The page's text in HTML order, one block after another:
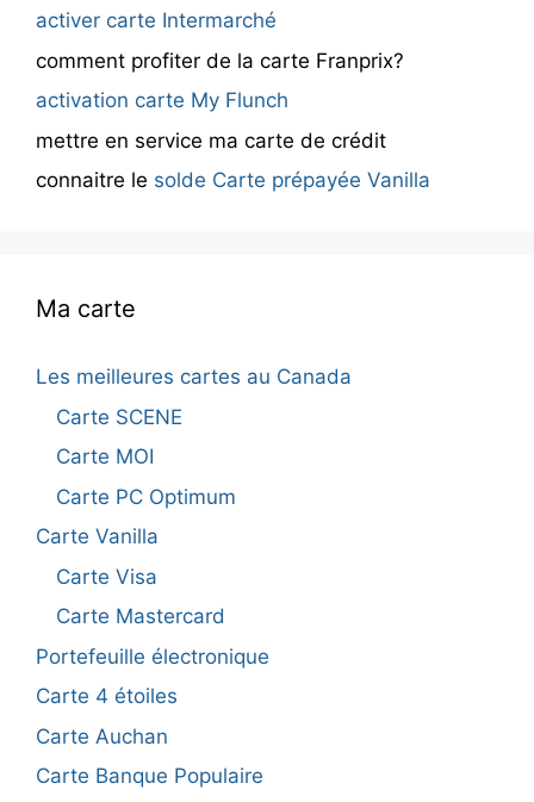
activer carte Intermarché
comment profiter de la carte Franprix?
activation carte My Flunch
mettre en service ma carte de crédit
connaitre le solde Carte prépayée Vanilla
Ma carte
Les meilleures cartes au Canada
Carte SCENE
Carte MOI
Carte PC Optimum
Carte Vanilla
Carte Visa
Carte Mastercard
Portefeuille électronique
Carte 4 étoiles
Carte Auchan
Carte Banque Populaire